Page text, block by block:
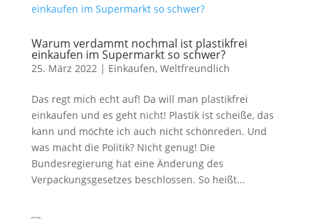
Warum verdammt nochmal ist plastikfrei
einkaufen im Supermarkt so schwer?
25. März 2022| Einkaufen, Weltfreundlich
Das regt mich echt auf! Da will man plastikfrei
einkaufen und es geht nicht! Plastik ist scheiße, das
kann und möchte ich auch nicht schönreden. Und
was macht die Politik? Nicht genug! Die
Bundesregierung hat eine Änderung des
Verpackungsgesetzes beschlossen. So heißt...